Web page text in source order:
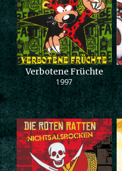
Verbotene Früchte
1997